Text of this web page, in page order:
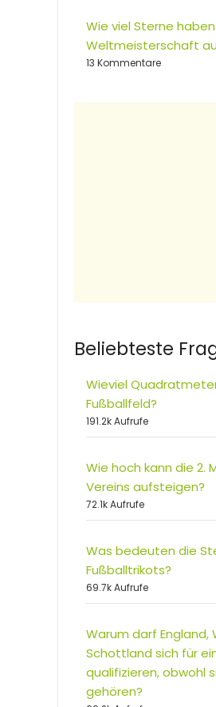
Wie viel Sterne
Weltmeisterschaft
13 Kommentare
Beliebteste
Wieviel
Fußballfeld?
191.2k Aufrufe
Wie hoch kann die 2.
Vereins aufsteigen?
72.1k Aufrufe
Was bedeuten die
Fußballtrikots?
69.7k Aufrufe
Warum darf England,
Schottland sich für
qualifizieren, obwohl
gehören?